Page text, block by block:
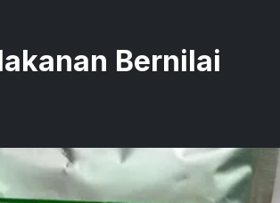
Bernilai